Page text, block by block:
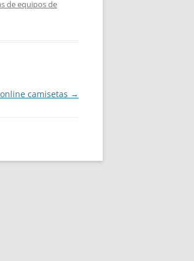
de equipos de
camisetas →